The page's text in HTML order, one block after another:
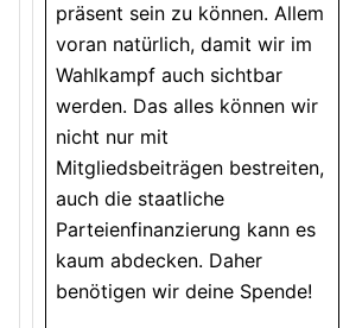
präsent sein zu können. Allem
voran natürlich, damit wir im
Wahlkampf auch sichtbar
werden. Das alles können wir
nicht nur mit
Mitgliedsbeiträgen bestreiten,
auch die staatliche
Parteienfinanzierung kann es
kaum abdecken. Daher
benötigen wir deine Spende!